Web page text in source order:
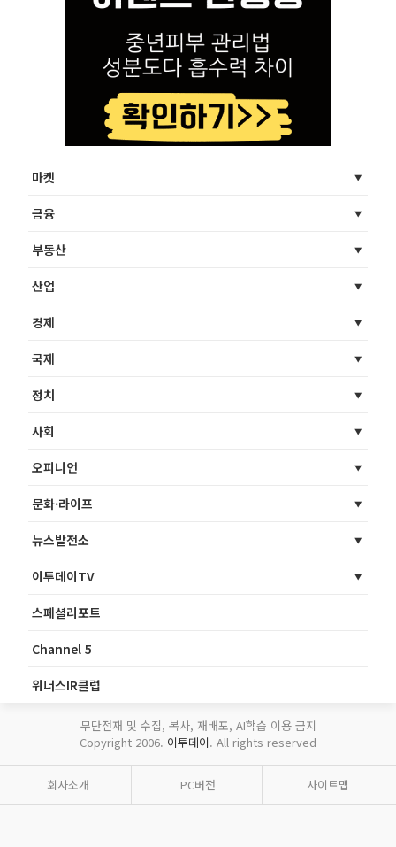
마켓
금융
부동산
산업
경제
국제
정치
사회
오피니언
문화·라이프
뉴스발전소
이투데이TV
스페셜리포트
Channel 5
위너스IR클럽
무단전재 및 수집, 복사, 재배포, AI학습 이용 금지
Copyright 2006. 이투데이. All rights reserved
회사소개 PC버전 사이트맵